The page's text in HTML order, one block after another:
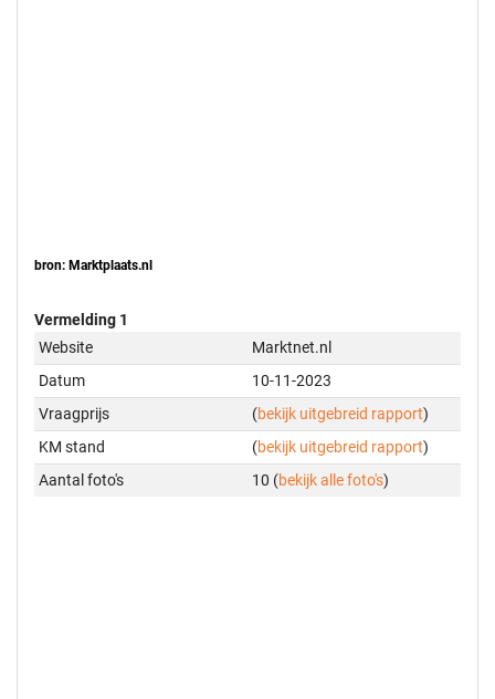
bron: Marktplaats.nl
Vermelding 1
Website
Marktnet.nl
Datum
10-11-2023
Vraagprijs
(bekijk uitgebreid rapport)
KM stand
(bekijk uitgebreid rapport)
Aantal foto's
10 (bekijk alle foto's)